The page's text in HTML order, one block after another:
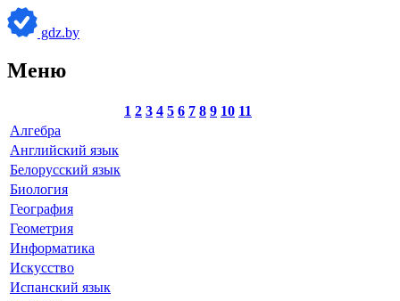
gdz.by
Меню
1 2 3 4 5 6 7 8 9 10 11
Алгебра
Английский язык
Белорусский язык
Биология
География
Геометрия
Информатика
Искусство
Испанский язык